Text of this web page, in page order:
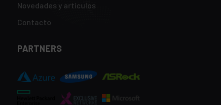
Novedades y artículos
Contacto
PARTNERS